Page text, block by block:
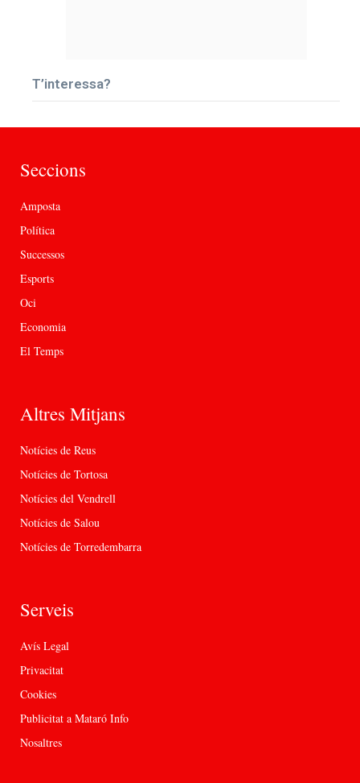
T’interessa?
Seccions
Amposta
Política
Successos
Esports
Oci
Economia
El Temps
Altres Mitjans
Notícies de Reus
Notícies de Tortosa
Notícies del Vendrell
Notícies de Salou
Notícies de Torredembarra
Serveis
Avís Legal
Privacitat
Cookies
Publicitat a Mataró Info
Nosaltres